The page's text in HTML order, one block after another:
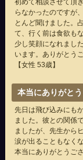
初めて相談させて頂
らなかったのですが
とんど聞けました。
て、行く前は食欲も
少し笑顔になれまし
います。ありがとう
【女性 53歳】
本当にありがとう
先日は飛び込みにも
ました。彼との関係
ましたが、先生から
涙が出ることもなく
本当にありがとうご